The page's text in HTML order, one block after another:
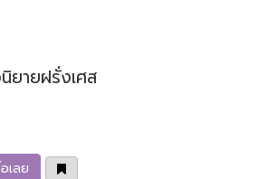
ยายฝรั่งเศส
เลย